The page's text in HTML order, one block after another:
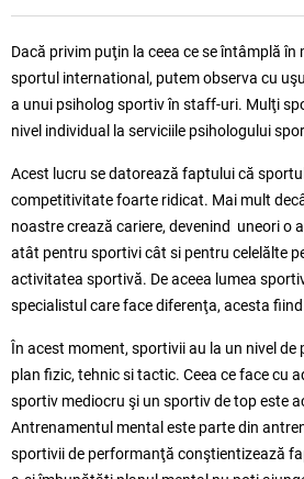
Dacă privim puţin la ceea ce se întâmplă
sportul international, putem observa cu
a unui psiholog sportiv în staff-uri. Mulţi
nivel individual la serviciile psihologului
Acest lucru se datorează faptului că
competitivitate foarte ridicat. Mai mult
noastre crează cariere, devenind uneori o
atât pentru sportivi cât si pentru celelălte
activitatea sportivă. De aceea lumea
specialistul care face diferenţa, acesta
În acest moment, sportivii au la un nivel
plan fizic, tehnic si tactic. Ceea ce face cu
sportiv mediocru şi un sportiv de top este
Antrenamentul mental este parte din
sportivii de performanţă conştientizează